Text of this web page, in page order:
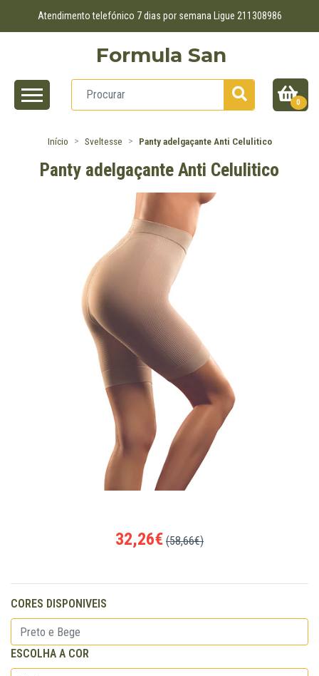
Atendimento telefónico 7 dias por semana Ligue 211308986
Formula San
0
Início Sveltesse Panty adelgaçante Anti Celulitico
Panty adelgaçante Anti Celulitico
32,26€ (58,66€)
CORES DISPONIVEIS
ESCOLHA A COR